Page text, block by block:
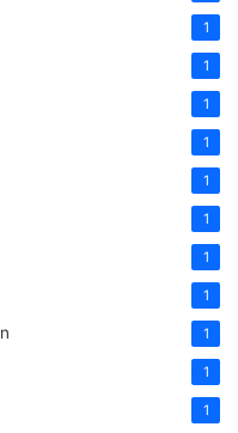
1
1
1
1
1
1
1
1
1
1
1